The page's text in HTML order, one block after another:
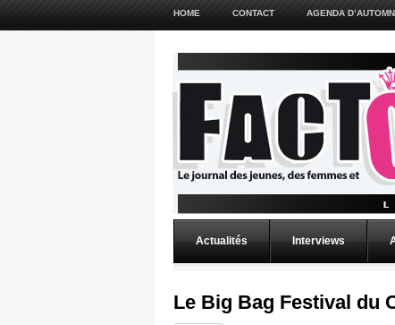
HOME CONTACT AGENDA
Actualités Interviews
Le Big Bag Festival du